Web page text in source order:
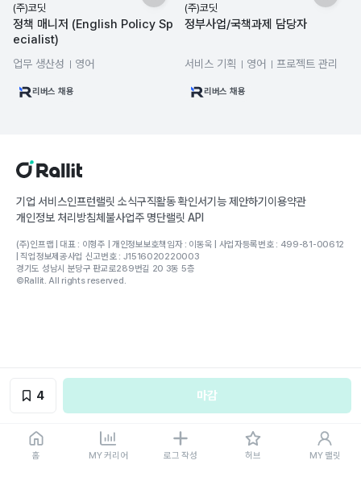
홈 MY 커리어 로그 작성 허브 MY 랠릿
4 마감
(주)코딧
정책 매니저 (English Policy Sp
ecialist)
업무 생산성 영어
리버스 채용
(주)코딧
정부사업/국책과제 담당자
서비스 기획 영어 프로젝트 관리
리버스 채용
기업 서비스인프런랠릿 소식구직활동 확인서기능 제안하기 이용약관
개인정보 처리방침체불사업주 명단랠릿 API
(주)인프랩 | 대표 : 이형주 | 개인정보보호책임자 : 이동욱 | 사업자등록번호 : 499-81-00612
| 직업정보제공사업 신고번호 : J1516020220003
경기도 성남시 분당구 판교로289번길 20 3동 5층
©Rallit. All rights reserved.